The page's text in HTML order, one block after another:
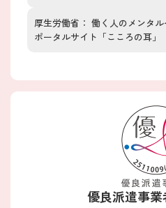
厚生労働省 ： 働く人のメンタル
ポータルサイト「こころの耳」
優良派遣事